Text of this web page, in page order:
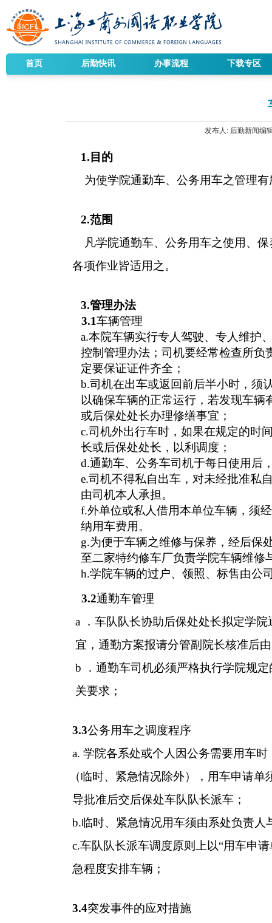
首页 后勤快讯 办事流程 下载专区
发布人: 后勤新闻编
1. 目的
为使学院通勤车、公务用车之管理有
2.范围
凡学院通勤车、公务用车之使用、保
各项作业皆适用之。
3.管理办法
3.1车辆管理
a.本院车辆实行专人驾驶、专人维护
控制管理办法；司机要经常检查所负
定要保证证件齐全；
b.司机在出车或返回前后半小时，须
以确保车辆的正常运行，若发现车
或后保处处长办理修缮事宜；
c.司机外出行车时，如果在规定的时
长或后保处处长，以利调度；
d.通勤车、公务车司机于每日使用后
e.司机不得私自出车，对未经批准私
由司机本人承担。
f.外单位或私人借用本单位车辆，须
纳用车费用。
g.为便于车辆之维修与保养，经后保
至二家特约修车厂负责学院车辆维修
h.学院车辆的过户、领照、标售由公
3.2通勤车管理
a
．车队队长协助后保处处长拟定学
宜，通勤方案报请分管副院长核准后
b
．通勤车司机必须严格执行学院规
关要求；
3.3公务用车之调度程序
a. 学院各系处或个人因公务需要用车
（临时、紧急情况除外），用车申请
导批准后交后保处车队队长派车；
b.临时、紧急情况用车须由系处负责人
c.车队队长派车调度原则上以“用车申
急程度安排车辆；
3.4突发事件的应对措施